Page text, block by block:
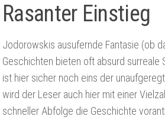
Rasanter Einstieg
Jodorowskis ausufernde Fantasie (ob
Geschichten bieten oft absurd surreale
ist hier sicher noch eins der
wird der Leser auch hier mit einer
schneller Abfolge die Geschichte